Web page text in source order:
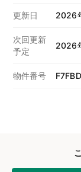
更新日 2026
次回更新
予定
2026
物件番号